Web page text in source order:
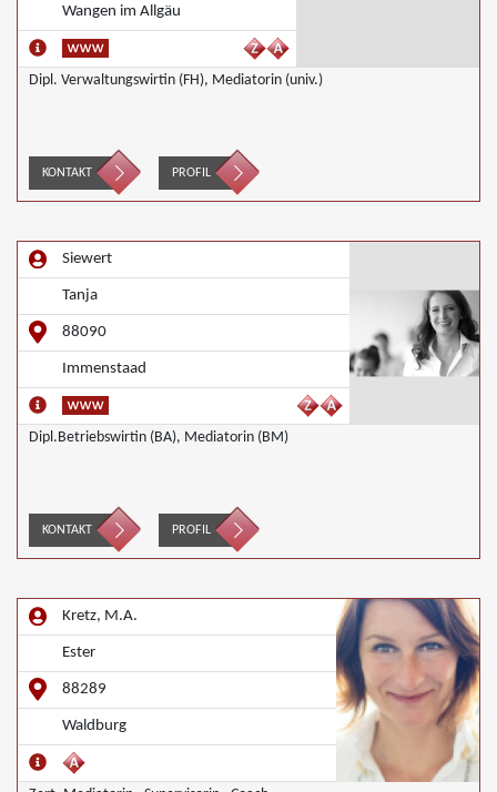
Wangen im Allgäu
Dipl. Verwaltungswirtin (FH), Mediatorin (univ.)
KONTAKT PROFIL
Siewert
Tanja
88090
Immenstaad
Dipl.Betriebswirtin (BA), Mediatorin (BM)
KONTAKT PROFIL
Kretz, M.A.
Ester
88289
Waldburg